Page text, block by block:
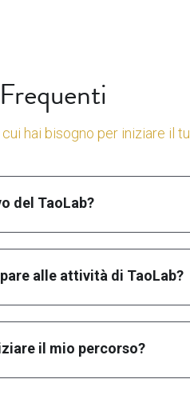
hai bisogno per iniziare il
del TaoLab?
alle attività di TaoLab?
il mio percorso?